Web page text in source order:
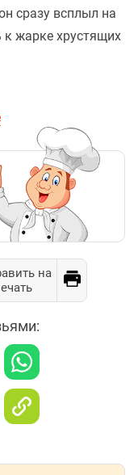
сразу всплыл на
к жарке хрустящих
на